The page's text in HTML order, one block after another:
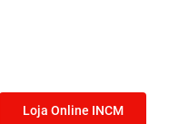
Loja Online INCM